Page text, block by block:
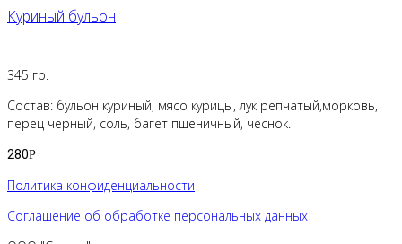
Куриный бульон
345 гр.
Состав: бульон куриный, мясо курицы, лук репчатый,морковь,
перец черный, соль, багет пшеничный, чеснок.
280Р
Политика конфиденциальности
Соглашение об обработке персональных данных